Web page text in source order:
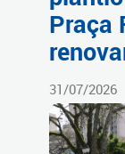
Praça
31/07/2026